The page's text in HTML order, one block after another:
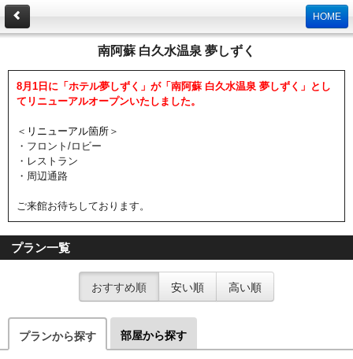
HOME
南阿蘇 白久水温泉 夢しずく
8月1日に「ホテル夢しずく」が「南阿蘇 白久水温泉 夢しずく」とし
てリニューアルオープンいたしました。
＜ リニューアル箇所 ＞
・フロント/ロビー
・レストラン
・周辺通路
ご来館お待ちしております。
プラン一覧
おすすめ順 安い順 高い順
プランから探す 部屋から探す